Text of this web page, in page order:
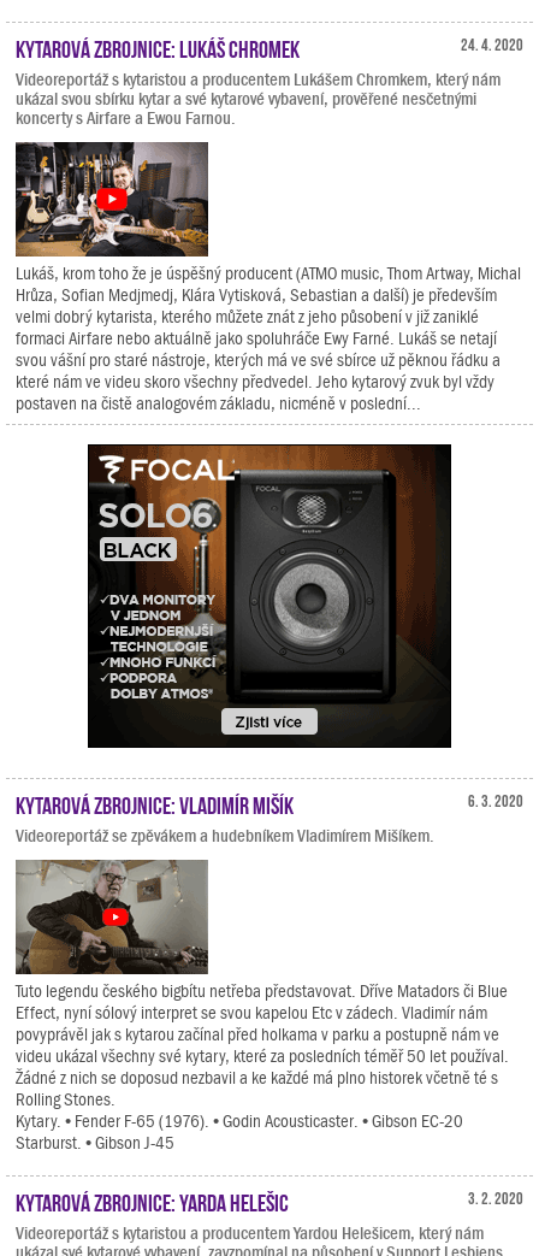
24. 4. 2020
Kytarová zbrojnice: Lukáš Chromek
Videoreportáž s kytaristou a producentem Lukášem Chromkem, který nám
ukázal svou sbírku kytar a své kytarové vybavení, prověřené nesčetnými
koncerty s Airfare a Ewou Farnou.
Lukáš, krom toho že je úspěšný producent (ATMO music, Thom Artway, Michal
Hrůza, Sofian Medjmedj, Klára Vytisková, Sebastian a další) je především
velmi dobrý kytarista, kterého můžete znát z jeho působení v již zaniklé
formaci Airfare nebo aktuálně jako spoluhráče Ewy Farné. Lukáš se netají
svou vášní pro staré nástroje, kterých má ve své sbírce už pěknou řádku a
které nám ve videu skoro všechny předvedel. Jeho kytarový zvuk byl vždy
postaven na čistě analogovém základu, nicméně v poslední...
6. 3. 2020
Kytarová zbrojnice: Vladimír Mišík
Videoreportáž se zpěvákem a hudebníkem Vladimírem Mišíkem.
Tuto legendu českého bigbítu netřeba představovat. Dříve Matadors či Blue
Effect, nyní sólový interpret se svou kapelou Etc v zádech. Vladimír nám
povyprávěl jak s kytarou začínal před holkama v parku a postupně nám ve
videu ukázal všechny své kytary, které za posledních téměř 50 let používal.
Žádné z nich se doposud nezbavil a ke každé má plno historek včetně té s
Rolling Stones.
Kytary. • Fender F-65 (1976). • Godin Acousticaster. • Gibson EC-20
Starburst. • Gibson J-45
3. 2. 2020
Kytarová zbrojnice: Yarda Helešic
Videoreportáž s kytaristou a producentem Yardou Helešicem, který nám
ukázal své kytarové vybavení, zavzpomínal na působení v Support Lesbiens,